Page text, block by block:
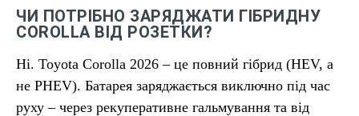
ЧИ ПОТРІБНО ЗАРЯДЖАТИ ГІБРИДНУ
COROLLA ВІД РОЗЕТКИ?
Ні. Toyota Corolla 2026 – це повний гібрид (HEV, а
не PHEV). Батарея заряджається виключно під час
руху – через рекуперативне гальмування та від